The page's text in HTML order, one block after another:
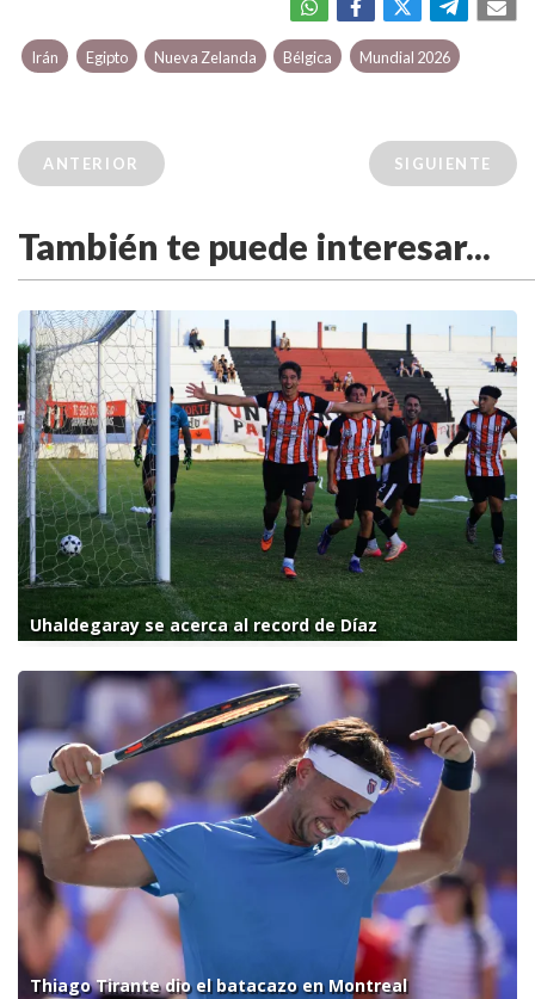
Irán Egipto Nueva Zelanda Bélgica Mundial 2026
ANTERIOR SIGUIENTE
También te puede interesar...
Uhaldegaray se acerca al record de Díaz
Thiago Tirante dio el batacazo en Montreal